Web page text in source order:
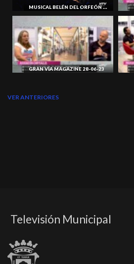
MUSICAL BELÉN DEL ORFEÓN Y ESCOLANÍA DE HUELVA
GRAN VÍA MAGAZINE 28-06-23
VER ANTERIORES
Televisión Municipal